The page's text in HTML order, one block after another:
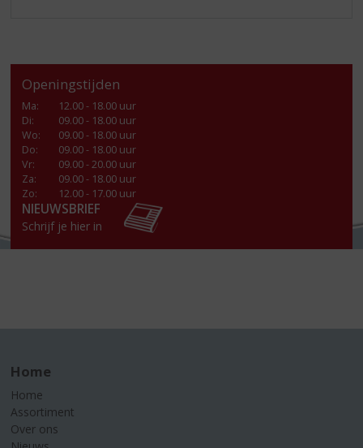
Openingstijden
Ma:
12.00 - 18.00 uur
Di:
09.00 - 18.00 uur
Wo:
09.00 - 18.00 uur
Do:
09.00 - 18.00 uur
Vr:
09.00 - 20.00 uur
Za:
09.00 - 18.00 uur
Zo:
12.00 - 17.00 uur
NIEUWSBRIEF
Schrijf je hier in
Home
Home
Assortiment
Over ons